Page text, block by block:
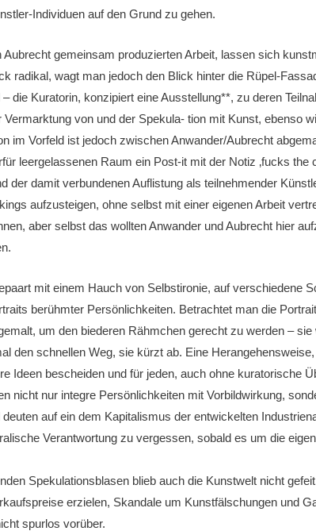
Individuen auf den Grund zu gehen.
gemeinsam produzierten Arbeit, lassen sich
radikal, wagt man jedoch den Blick hinter die Rüpel-
die Kuratorin, konzipiert eine Ausstellung**, zu deren
von und der Spekula- tion mit Kunst, ebenso
im Vorfeld ist jedoch zwischen Anwander/Aubrecht
leergelassenen Raum ein Post-it mit der Notiz ‚fucks the
der damit verbundenen Auflistung als teilnehmender
aufzusteigen, ohne selbst mit einer eigenen Arbeit
aber selbst das wollten Anwander und Aubrecht hier
mit einem Hauch von Selbstironie, auf verschiedene
berühmter Persönlichkeiten. Betrachtet man die
um den biederen Rähmchen gerecht zu werden –
den schnellen Weg, sie kürzt ab. Eine
Ideen bescheiden und für jeden, auch ohne kuratorische
nicht nur integre Persönlichkeiten mit Vorbildwirkung,
auf ein dem Kapitalismus der entwickelten
Verantwortung zu vergessen, sobald es um die
Spekulationsblasen blieb auch die Kunstwelt nicht
erzielen, Skandale um Kunstfälschungen und
spurlos vorüber.